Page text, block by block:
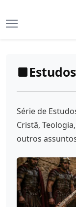
Série de
Cristã,
outros